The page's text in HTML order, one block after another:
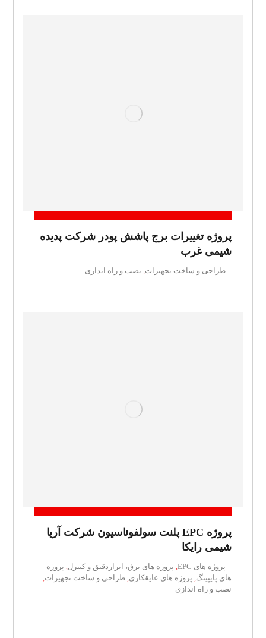
پروژه تغییرات برج پاشش پودر شرکت پدیده
شیمی غرب
طراحی و ساخت تجهیزات نصب و راه اندازی
پروژه EPC پلنت سولفوناسیون شرکت آریا
شیمی رایکا
پروژه های EPC , پروژه های برق، ابزاردقیق و کنترل, پروژه
های پایپینگ, پروژه های عایقکاری,طراحی و ساخت تجهیزات,
نصب و راه اندازی